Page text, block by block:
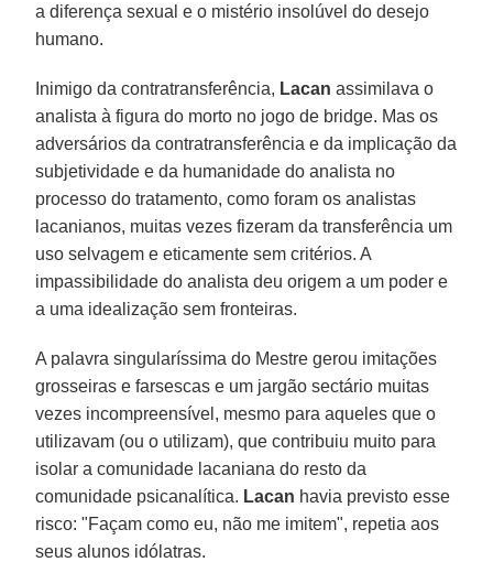
a diferença sexual e o mistério insolúvel do desejo
humano.
Inimigo da contratransferência, Lacan assimilava o
analista à figura do morto no jogo de bridge. Mas os
adversários da contratransferência e da implicação da
subjetividade e da humanidade do analista no
processo do tratamento, como foram os analistas
lacanianos, muitas vezes fizeram da transferência um
uso selvagem e eticamente sem critérios. A
impassibilidade do analista deu origem a um poder e
a uma idealização sem fronteiras.
A palavra singularíssima do Mestre gerou imitações
grosseiras e farsescas e um jargão sectário muitas
vezes incompreensível, mesmo para aqueles que o
utilizavam (ou o utilizam), que contribuiu muito para
isolar a comunidade lacaniana do resto da
comunidade psicanalítica. Lacan havia previsto esse
risco: "Façam como eu, não me imitem", repetia aos
seus alunos idólatras.